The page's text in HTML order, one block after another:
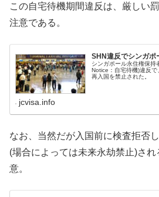
この自宅待機期間違反は、厳しい
注意である。
SHN違反でシンガポ
シンガポール永住権保持
Notice：自宅待機)違反
再入国を禁止された。
jcvisa.info
なお、当然だが入国前に検査拒否
(場合によっては未来永劫禁止)さ
意。